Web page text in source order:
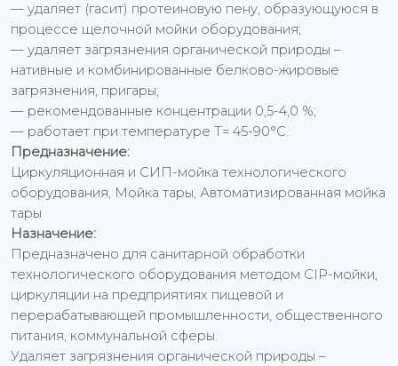
— удаляет (гасит) протеиновую пену, образующуюся в
процессе щелочной мойки оборудования;
— удаляет загрязнения органической природы –
нативные и комбинированные белково-жировые
загрязнения, пригары;
— рекомендованные концентрации 0,5-4,0 %;
— работает при температуре Т= 45-90°С.
Предназначение:
Циркуляционная и СИП-мойка технологического
оборудования, Мойка тары, Автоматизированная мойка
тары
Назначение:
Предназначено для санитарной обработки
технологического оборудования методом CIP-мойки,
циркуляции на предприятиях пищевой и
перерабатывающей промышленности, общественного
питания, коммунальной сферы.
Удаляет загрязнения органической природы –